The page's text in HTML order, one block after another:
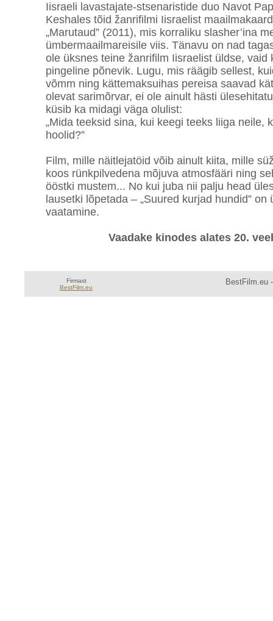
Iisraeli lavastajate-stsenaristide duo Navot
Keshales tõid žanrifilmi Iisraelist
„Marutaud” (2011), mis korraliku slasher’ina
ümbermaailmareisile viis. Tänavu on nad
ole üksnes teine žanrifilm Iisraelist üldse, vaid
pingeline põnevik. Lugu, mis räägib sellest,
võmm ning kättemaksuihas pereisa saavad
olevat sarimõrvar, ei ole ainult hästi
küsib ka midagi väga olulist:
„Mida teeksid sina, kui keegi teeks liiga neile,
hoolid?”
Film, mille näitlejatöid võib ainult kiita, mille
koos rünkpilvedena mõjuva atmosfääri ning
ööstki mustem... No kui juba nii palju head
lausetki lõpetada – „Suured kurjad hundid”
vaatamine.
Vaadake kinodes alates 20.
Firmast
BestFilm.eu
BestFilm.eu